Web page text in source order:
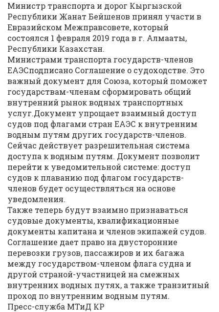
Министр транспорта и дорог Кыргызской
Республики Жанат Бейшенов принял участи в
Евразийском Межправсовете, который
состоялся 1 февраля 2019 года в г. Алмааты,
Республики Казахстан.
Министрами транспорта государств-членов
ЕАЭСподписано Соглашение о судоходстве. Это
важный документ для Союза, который поможет
государствам-членам сформировать общий
внутренний рынок водных транспортных
услуг.Документ упрощает взаимный доступ
судов под флагами стран ЕАЭС к внутренним
водным путям других государств-членов.
Сейчас действует разрешительная система
доступа к водным путям. Документ позволит
перейти к уведомительной системе: доступ
судов к плаванию под флагом государств-
членов будет осуществляться на основе
уведомления.
Также теперь будут взаимно признаваться
судовые документы, квалификационные
документы капитана и членов экипажей судов.
Соглашение дает право на двусторонние
перевозки грузов, пассажиров и их багажа
между государством-членом флага судна и
другой страной-участницей на смежных
внутренних водных путях, а также транзитный
проход по внутренним водным путям.
Пресс-служба МТиД КР